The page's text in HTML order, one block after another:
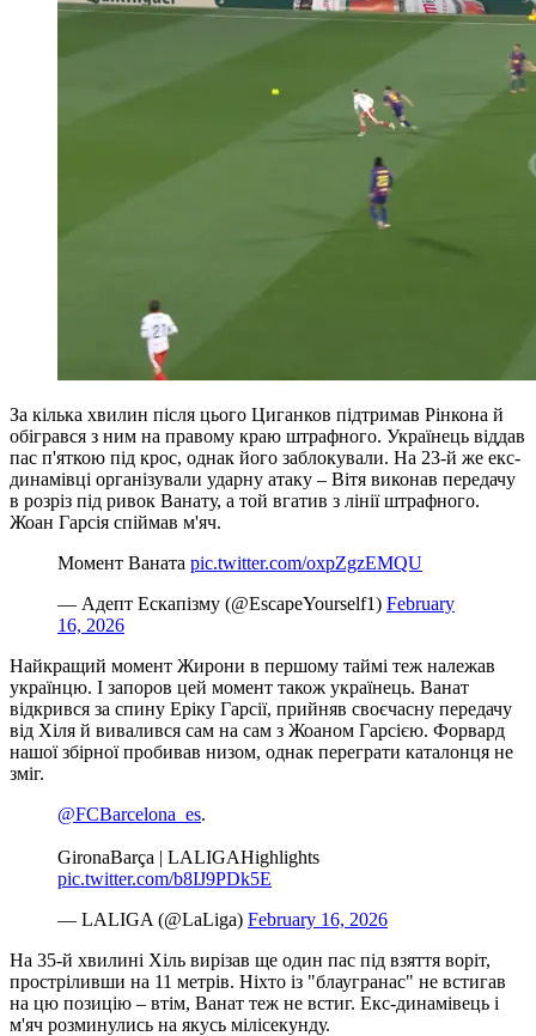
За кілька хвилин після цього Циганков підтримав Рінкона й
обігрався з ним на правому краю штрафного. Українець віддав
пас п'яткою під крос, однак його заблокували. На 23-й же екс-
динамівці організували ударну атаку – Вітя виконав передачу
в розріз під ривок Ванату, а той вгатив з лінії штрафного.
Жоан Гарсія спіймав м'яч.
Момент Ваната pic.twitter.com/oxpZgzEMQU
— Адепт Ескапізму (@EscapeYourself1) February
16, 2026
Найкращий момент Жирони в першому таймі теж належав
українцю. І запоров цей момент також українець. Ванат
відкрився за спину Еріку Гарсії, прийняв своєчасну передачу
від Хіля й вивалився сам на сам з Жоаном Гарсією. Форвард
нашої збірної пробивав низом, однак переграти каталонця не
зміг.
@FCBarcelona_es.
GironaBarça | LALIGAHighlights
pic.twitter.com/b8IJ9PDk5E
— LALIGA (@LaLiga) February 16, 2026
На 35-й хвилині Хіль вирізав ще один пас під взяття воріт,
простріливши на 11 метрів. Ніхто із "блаугранас" не встигав
на цю позицію – втім, Ванат теж не встиг. Екс-динамівець і
м'яч розминулись на якусь мілісекунду.